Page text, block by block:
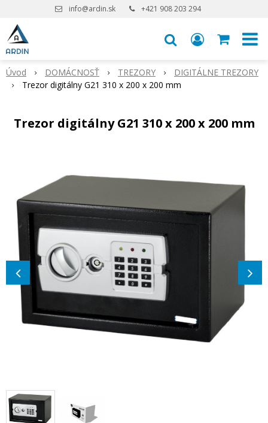
info@ardin.sk +421 908 203 294
Úvod DOMÁCNOSŤ TREZORY
DIGITÁLNE TREZORY
Trezor digitálny G21 310 x 200 x 200 mm
Trezor digitálny G21 310 x 200 x 200 mm